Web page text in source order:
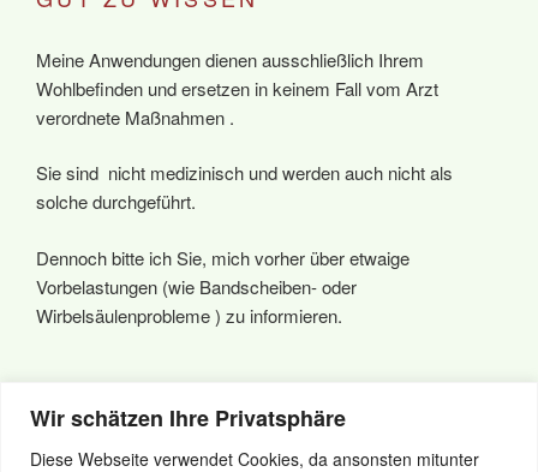
Wir schätzen Ihre Privatsphäre
Diese Webseite verwendet Cookies, da ansonsten mitunter
Meine Anwendungen dienen ausschließlich Ihrem
Wohlbefinden und ersetzen in keinem Fall vom Arzt
verordnete Maßnahmen .
Sie sind nicht medizinisch und werden auch nicht als
solche durchgeführt.
Dennoch bitte ich Sie, mich vorher über etwaige
Vorbelastungen (wie Bandscheiben- oder
Wirbelsäulenprobleme ) zu informieren.